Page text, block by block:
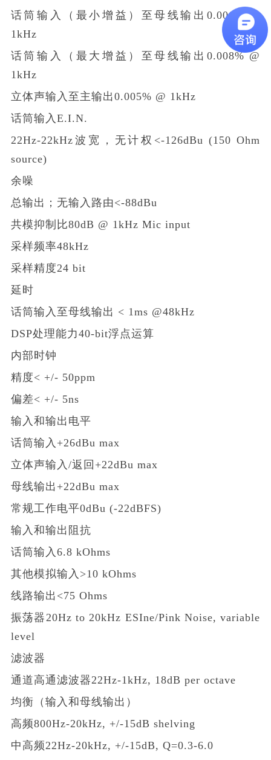
话筒输入（最小增益）至母线输出0.006% @
1kHz
话筒输入（最大增益）至母线输出0.008% @
1kHz
立体声输入至主输出0.005% @ 1kHz
话筒输入E.I.N.
22Hz-22kHz波宽，无计权<-126dBu (150 Ohm
source)
余噪
总输出；无输入路由<-88dBu
共模抑制比80dB @ 1kHz Mic input
采样频率48kHz
采样精度24 bit
延时
话筒输入至母线输出 < 1ms @48kHz
DSP处理能力40-bit浮点运算
内部时钟
精度< +/- 50ppm
偏差< +/- 5ns
输入和输出电平
话筒输入+26dBu max
立体声输入/返回+22dBu max
母线输出+22dBu max
常规工作电平0dBu (-22dBFS)
输入和输出阻抗
话筒输入6.8 kOhms
其他模拟输入>10 kOhms
线路输出<75 Ohms
振荡器20Hz to 20kHz ESIne/Pink Noise, variable
level
滤波器
通道高通滤波器22Hz-1kHz, 18dB per octave
均衡（输入和母线输出）
高频800Hz-20kHz, +/-15dB shelving
中高频22Hz-20kHz, +/-15dB, Q=0.3-6.0